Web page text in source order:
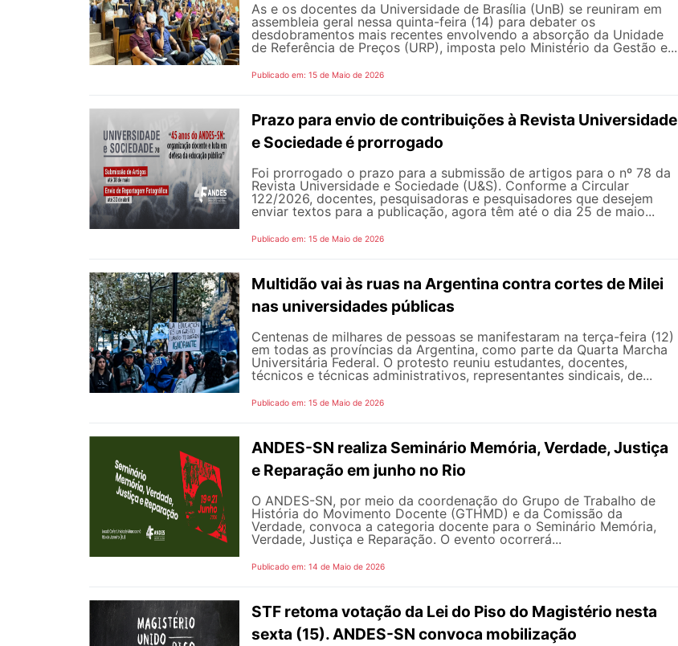
As e os docentes da Universidade de Brasília (UnB) se reuniram em
assembleia geral nessa quinta-feira (14) para debater os
desdobramentos mais recentes envolvendo a absorção da Unidade
de Referência de Preços (URP), imposta pelo Ministério da Gestão e...
Publicado em: 15 de Maio de 2026
Prazo para envio de contribuições à Revista Universidade
e Sociedade é prorrogado
Foi prorrogado o prazo para a submissão de artigos para o nº 78 da
Revista Universidade e Sociedade (U&S). Conforme a Circular
122/2026, docentes, pesquisadoras e pesquisadores que desejem
enviar textos para a publicação, agora têm até o dia 25 de maio...
Publicado em: 15 de Maio de 2026
Multidão vai às ruas na Argentina contra cortes de Milei
nas universidades públicas
Centenas de milhares de pessoas se manifestaram na terça-feira (12)
em todas as províncias da Argentina, como parte da Quarta Marcha
Universitária Federal. O protesto reuniu estudantes, docentes,
técnicos e técnicas administrativos, representantes sindicais, de...
Publicado em: 15 de Maio de 2026
ANDES-SN realiza Seminário Memória, Verdade, Justiça
e Reparação em junho no Rio
O ANDES-SN, por meio da coordenação do Grupo de Trabalho de
História do Movimento Docente (GTHMD) e da Comissão da
Verdade, convoca a categoria docente para o Seminário Memória,
Verdade, Justiça e Reparação. O evento ocorrerá...
Publicado em: 14 de Maio de 2026
STF retoma votação da Lei do Piso do Magistério nesta
sexta (15). ANDES-SN convoca mobilização